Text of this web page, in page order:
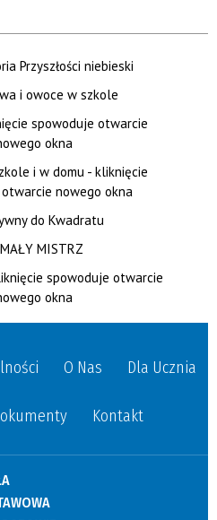
O Nas Dla Ucznia
Kontakt